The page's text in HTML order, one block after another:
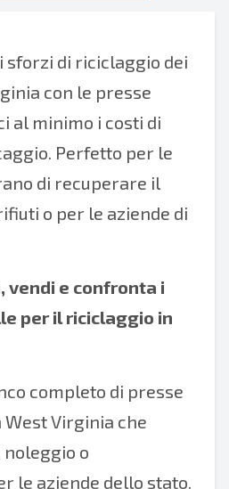
sforzi di riciclaggio dei
con le presse
al minimo i costi di
Perfetto per le
di recuperare il
o per le aziende di
vendi e confronta i
per il riciclaggio in
completo di presse
Virginia che
o
le aziende dello stato.